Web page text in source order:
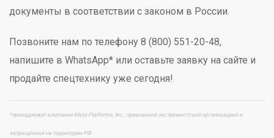
документы в соответствии с законом в России.
Позвоните нам по телефону 8 (800) 551-20-48,
напишите в WhatsApp* или оставьте заявку на сайте и
продайте спецтехнику уже сегодня!
*принадлежит компании Meta Platforms, Inc., признанной экстремистской организацией и
запрещённой на территории РФ